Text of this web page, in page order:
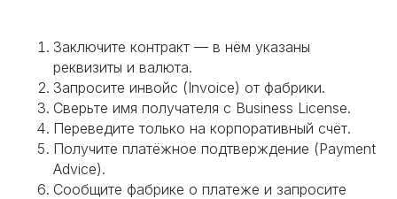
Заключите контракт — в нём указаны
реквизиты и валюта.
Запросите инвойс (Invoice) от фабрики.
Сверьте имя получателя с Business License.
Переведите только на корпоративный счёт.
Получите платёжное подтверждение (Payment
Advice).
Сообщите фабрике о платеже и запросите